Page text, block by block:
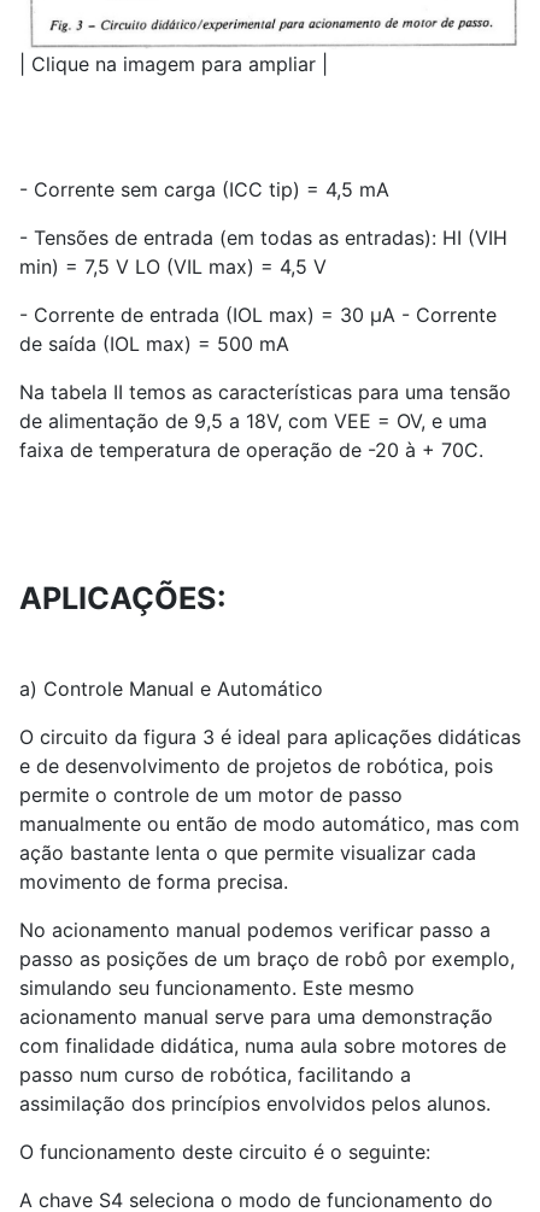
| Clique na imagem para ampliar |
- Corrente sem carga (ICC tip) = 4,5 mA
- Tensões de entrada (em todas as entradas): HI (VIH
min) = 7,5 V LO (VIL max) = 4,5 V
- Corrente de entrada (IOL max) = 30 µA - Corrente
de saída (IOL max) = 500 mA
Na tabela II temos as características para uma tensão
de alimentação de 9,5 a 18V, com VEE = OV, e uma
faixa de temperatura de operação de -20 à + 70C.
APLICAÇÕES:
a) Controle Manual e Automático
O circuito da figura 3 é ideal para aplicações didáticas
e de desenvolvimento de projetos de robótica, pois
permite o controle de um motor de passo
manualmente ou então de modo automático, mas com
ação bastante lenta o que permite visualizar cada
movimento de forma precisa.
No acionamento manual podemos verificar passo a
passo as posições de um braço de robô por exemplo,
simulando seu funcionamento. Este mesmo
acionamento manual serve para uma demonstração
com finalidade didática, numa aula sobre motores de
passo num curso de robótica, facilitando a
assimilação dos princípios envolvidos pelos alunos.
O funcionamento deste circuito é o seguinte:
A chave S4 seleciona o modo de funcionamento do